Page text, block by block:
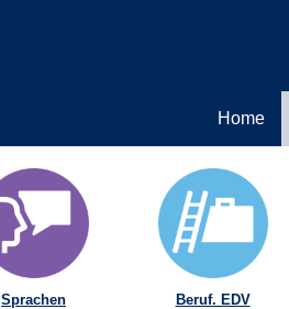
Home
Sprachen Beruf. EDV